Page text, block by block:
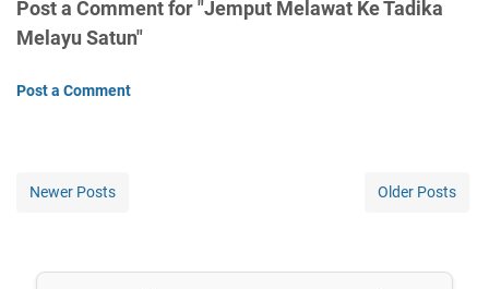
Post a Comment for "Jemput Melawat Ke Tadika
Melayu Satun"
Post a Comment
Newer Posts Older Posts